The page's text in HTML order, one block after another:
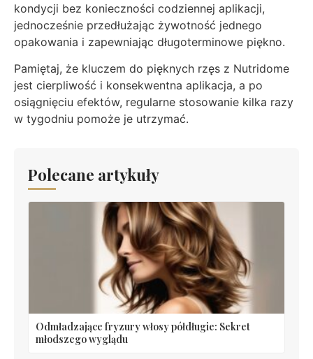
kondycji bez konieczności codziennej aplikacji,
jednocześnie przedłużając żywotność jednego
opakowania i zapewniając długoterminowe piękno.
Pamiętaj, że kluczem do pięknych rzęs z Nutridome
jest cierpliwość i konsekwentna aplikacja, a po
osiągnięciu efektów, regularne stosowanie kilka razy
w tygodniu pomoże je utrzymać.
Polecane artykuły
Odmładzające fryzury włosy półdługie: Sekret
młodszego wyglądu